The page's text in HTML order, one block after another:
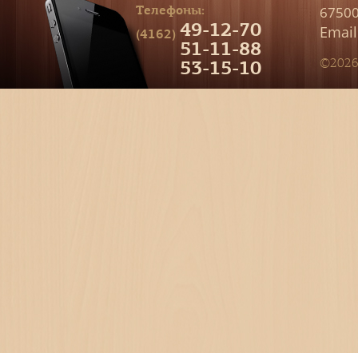
Телефоны:
(4162) 49-12-70
51-11-88
53-15-10